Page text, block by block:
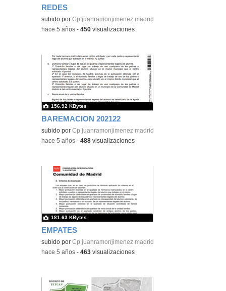
REDES
subido porCp juanramonjimenez madrid
-hace 5 años -450 visualizaciones
BAREMACION 202122
subido porCp juanramonjimenez madrid
156.92 KBytes
-hace 5 años -488 visualizaciones
EMPATES
subido porCp juanramonjimenez madrid
181.63 KBytes
-hace 5 años -463 visualizaciones